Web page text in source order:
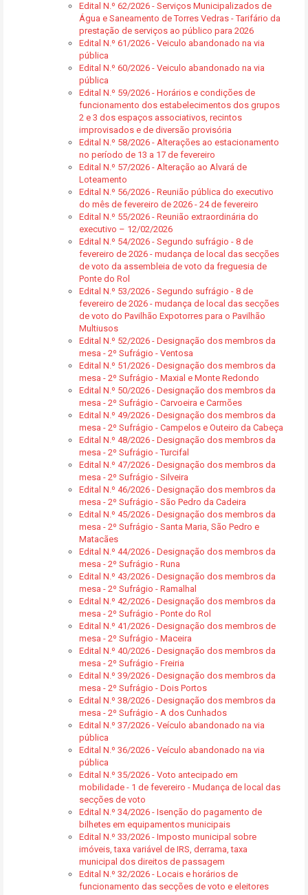
Edital N.º 62/2026 - Serviços Municipalizados de
Água e Saneamento de Torres Vedras - Tarifário da
prestação de serviços ao público para 2026
Edital N.º 61/2026 - Veiculo abandonado na via
pública
Edital N.º 60/2026 - Veiculo abandonado na via
pública
Edital N.º 59/2026 - Horários e condições de
funcionamento dos estabelecimentos dos grupos
2 e 3 dos espaços associativos, recintos
improvisados e de diversão provisória
Edital N.º 58/2026 - Alterações ao estacionamento
no período de 13 a 17 de fevereiro
Edital N.º 57/2026 - Alteração ao Alvará de
Loteamento
Edital N.º 56/2026 - Reunião pública do executivo
do mês de fevereiro de 2026 - 24 de fevereiro
Edital N.º 55/2026 - Reunião extraordinária do
executivo – 12/02/2026
Edital N.º 54/2026 - Segundo sufrágio - 8 de
fevereiro de 2026 - mudança de local das secções
de voto da assembleia de voto da freguesia de
Ponte do Rol
Edital N.º 53/2026 - Segundo sufrágio - 8 de
fevereiro de 2026 - mudança de local das secções
de voto do Pavilhão Expotorres para o Pavilhão
Multiusos
Edital N.º 52/2026 - Designação dos membros da
mesa - 2º Sufrágio - Ventosa
Edital N.º 51/2026 - Designação dos membros da
mesa - 2º Sufrágio - Maxial e Monte Redondo
Edital N.º 50/2026 - Designação dos membros da
mesa - 2º Sufrágio - Carvoeira e Carmões
Edital N.º 49/2026 - Designação dos membros da
mesa - 2º Sufrágio - Campelos e Outeiro da Cabeça
Edital N.º 48/2026 - Designação dos membros da
mesa - 2º Sufrágio - Turcifal
Edital N.º 47/2026 - Designação dos membros da
mesa - 2º Sufrágio - Silveira
Edital N.º 46/2026 - Designação dos membros da
mesa - 2º Sufrágio - São Pedro da Cadeira
Edital N.º 45/2026 - Designação dos membros da
mesa - 2º Sufrágio - Santa Maria, São Pedro e
Matacães
Edital N.º 44/2026 - Designação dos membros da
mesa - 2º Sufrágio - Runa
Edital N.º 43/2026 - Designação dos membros da
mesa - 2º Sufrágio - Ramalhal
Edital N.º 42/2026 - Designação dos membros da
mesa - 2º Sufrágio - Ponte do Rol
Edital N.º 41/2026 - Designação dos membros de
mesa - 2º Sufrágio - Maceira
Edital N.º 40/2026 - Designação dos membros da
mesa - 2º Sufrágio - Freiria
Edital N.º 39/2026 - Designação dos membros da
mesa - 2º Sufrágio - Dois Portos
Edital N.º 38/2026 - Designação dos membros da
mesa - 2º Sufrágio - A dos Cunhados
Edital N.º 37/2026 - Veículo abandonado na via
pública
Edital N.º 36/2026 - Veículo abandonado na via
pública
Edital N.º 35/2026 - Voto antecipado em
mobilidade - 1 de fevereiro - Mudança de local das
secções de voto
Edital N.º 34/2026 - Isenção do pagamento de
bilhetes em equipamentos municipais
Edital N.º 33/2026 - Imposto municipal sobre
imóveis, taxa variável de IRS, derrama, taxa
municipal dos direitos de passagem
Edital N.º 32/2026 - Locais e horários de
funcionamento das secções de voto e eleitores